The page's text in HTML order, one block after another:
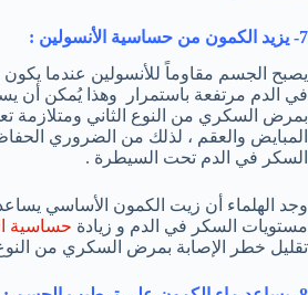
7- يزيد الكمون من حساسية الأنسولين :
يصبح الجسم مقاوماً للأنسولين عندما
في الدم مرتفعة باستمرار وهذا يُمكن أن
بمرض السكري من النوع الثاني ومتلازمة
المبايض والعقم ، لذلك من الضروري
السكر في الدم تحت السيطرة .
وجد الهلماء أن زيت الكمون الأساسي
مستويات السكر في الدم و زيادة حساسية
تقليل خطر الإصابة بمرض السكري من النوع